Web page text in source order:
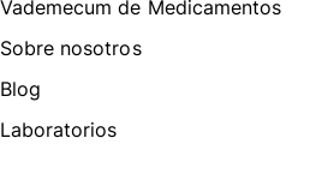
Vademecum de Medicamentos
Sobre nosotros
Blog
Laboratorios